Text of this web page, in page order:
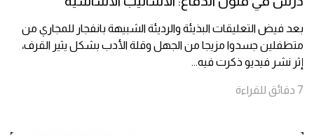
بعد فيض التعليقات البذيئة والرديئة الشبيهة بانفجار للمجاري من
متطفلين جسدوا مزيجا من الجهل وقلة الأدب بشكل يثير القرف،
إثر نشر فيديو ذكرت فيه...
7 دقائق للقراءة